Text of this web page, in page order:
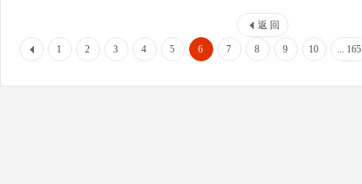
返 回
1 2 3 4 5 6 7 8 9 10 ... 165